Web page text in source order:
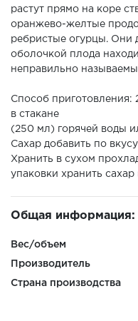
растут прямо на коре
оранжево-желтые
ребристые огурцы. Они
оболочкой плода
неправильно
Способ приготовления:
в стакане
(250 мл) горячей воды
Сахар добавить по
Хранить в сухом
упаковки хранить
Общая информация:
Вес/объем
Производитель
Страна производства